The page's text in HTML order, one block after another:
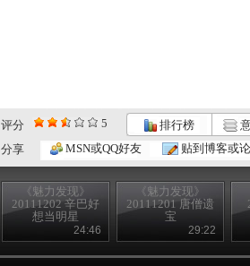
评分 5 排行榜
分享
MSN或QQ好友 贴到博客或
《魅力发现》
20111202 辛巴好
想当明星
24:46
《魅力发现》
20111201 唐僧遗
宝
29:22